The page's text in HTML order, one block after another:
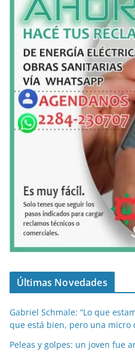
Últimas Novedades
Gabriel Schmale: “Lo que
que está bien, pero una micro
Peleas y golpes: un joven fue